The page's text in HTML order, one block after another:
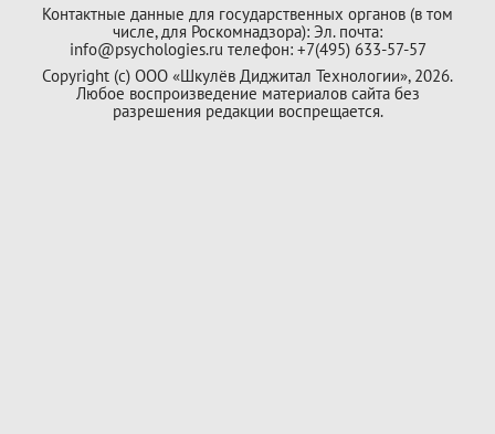
Контактные данные для государственных органов (в том
числе, для Роскомнадзора): Эл. почта:
info@psychologies.ru телефон: +7(495) 633-57-57
Copyright (с) ООО «Шкулёв Диджитал Технологии», 2026.
Любое воспроизведение материалов сайта без
разрешения редакции воспрещается.